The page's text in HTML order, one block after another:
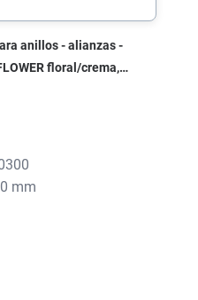
anillos - alianzas -
floral/crema,
mm